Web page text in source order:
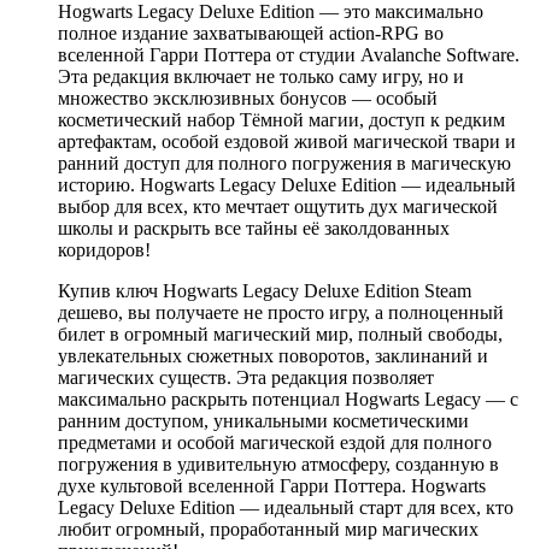
Hogwarts Legacy Deluxe Edition — это максимально
полное издание захватывающей action‑RPG во
вселенной Гарри Поттера от студии Avalanche Software.
Эта редакция включает не только саму игру, но и
множество эксклюзивных бонусов — особый
косметический набор Тёмной магии, доступ к редким
артефактам, особой ездовой живой магической твари и
ранний доступ для полного погружения в магическую
историю. Hogwarts Legacy Deluxe Edition — идеальный
выбор для всех, кто мечтает ощутить дух магической
школы и раскрыть все тайны её заколдованных
коридоров!
Купив ключ Hogwarts Legacy Deluxe Edition Steam
дешево, вы получаете не просто игру, а полноценный
билет в огромный магический мир, полный свободы,
увлекательных сюжетных поворотов, заклинаний и
магических существ. Эта редакция позволяет
максимально раскрыть потенциал Hogwarts Legacy — с
ранним доступом, уникальными косметическими
предметами и особой магической ездой для полного
погружения в удивительную атмосферу, созданную в
духе культовой вселенной Гарри Поттера. Hogwarts
Legacy Deluxe Edition — идеальный старт для всех, кто
любит огромный, проработанный мир магических